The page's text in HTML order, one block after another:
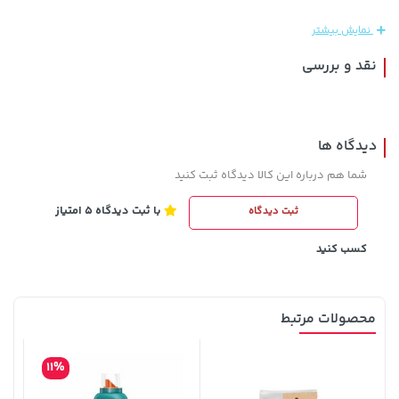
169,900 تومان خرید
نمایش بیشتر
نقد و بررسی
دیدگاه ها
شما هم درباره این کالا دیدگاه ثبت کنید
ثبت دیدگاه با ثبت دیدگاه 5 امتیاز
کسب کنید
محصولات مرتبط
11%